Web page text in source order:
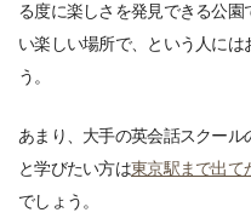
る度に楽しさを発見できる公
い楽しい場所で、という人に
う。
あまり、大手の英会話スクー
と学びたい方は東京駅まで出て
でしょう。